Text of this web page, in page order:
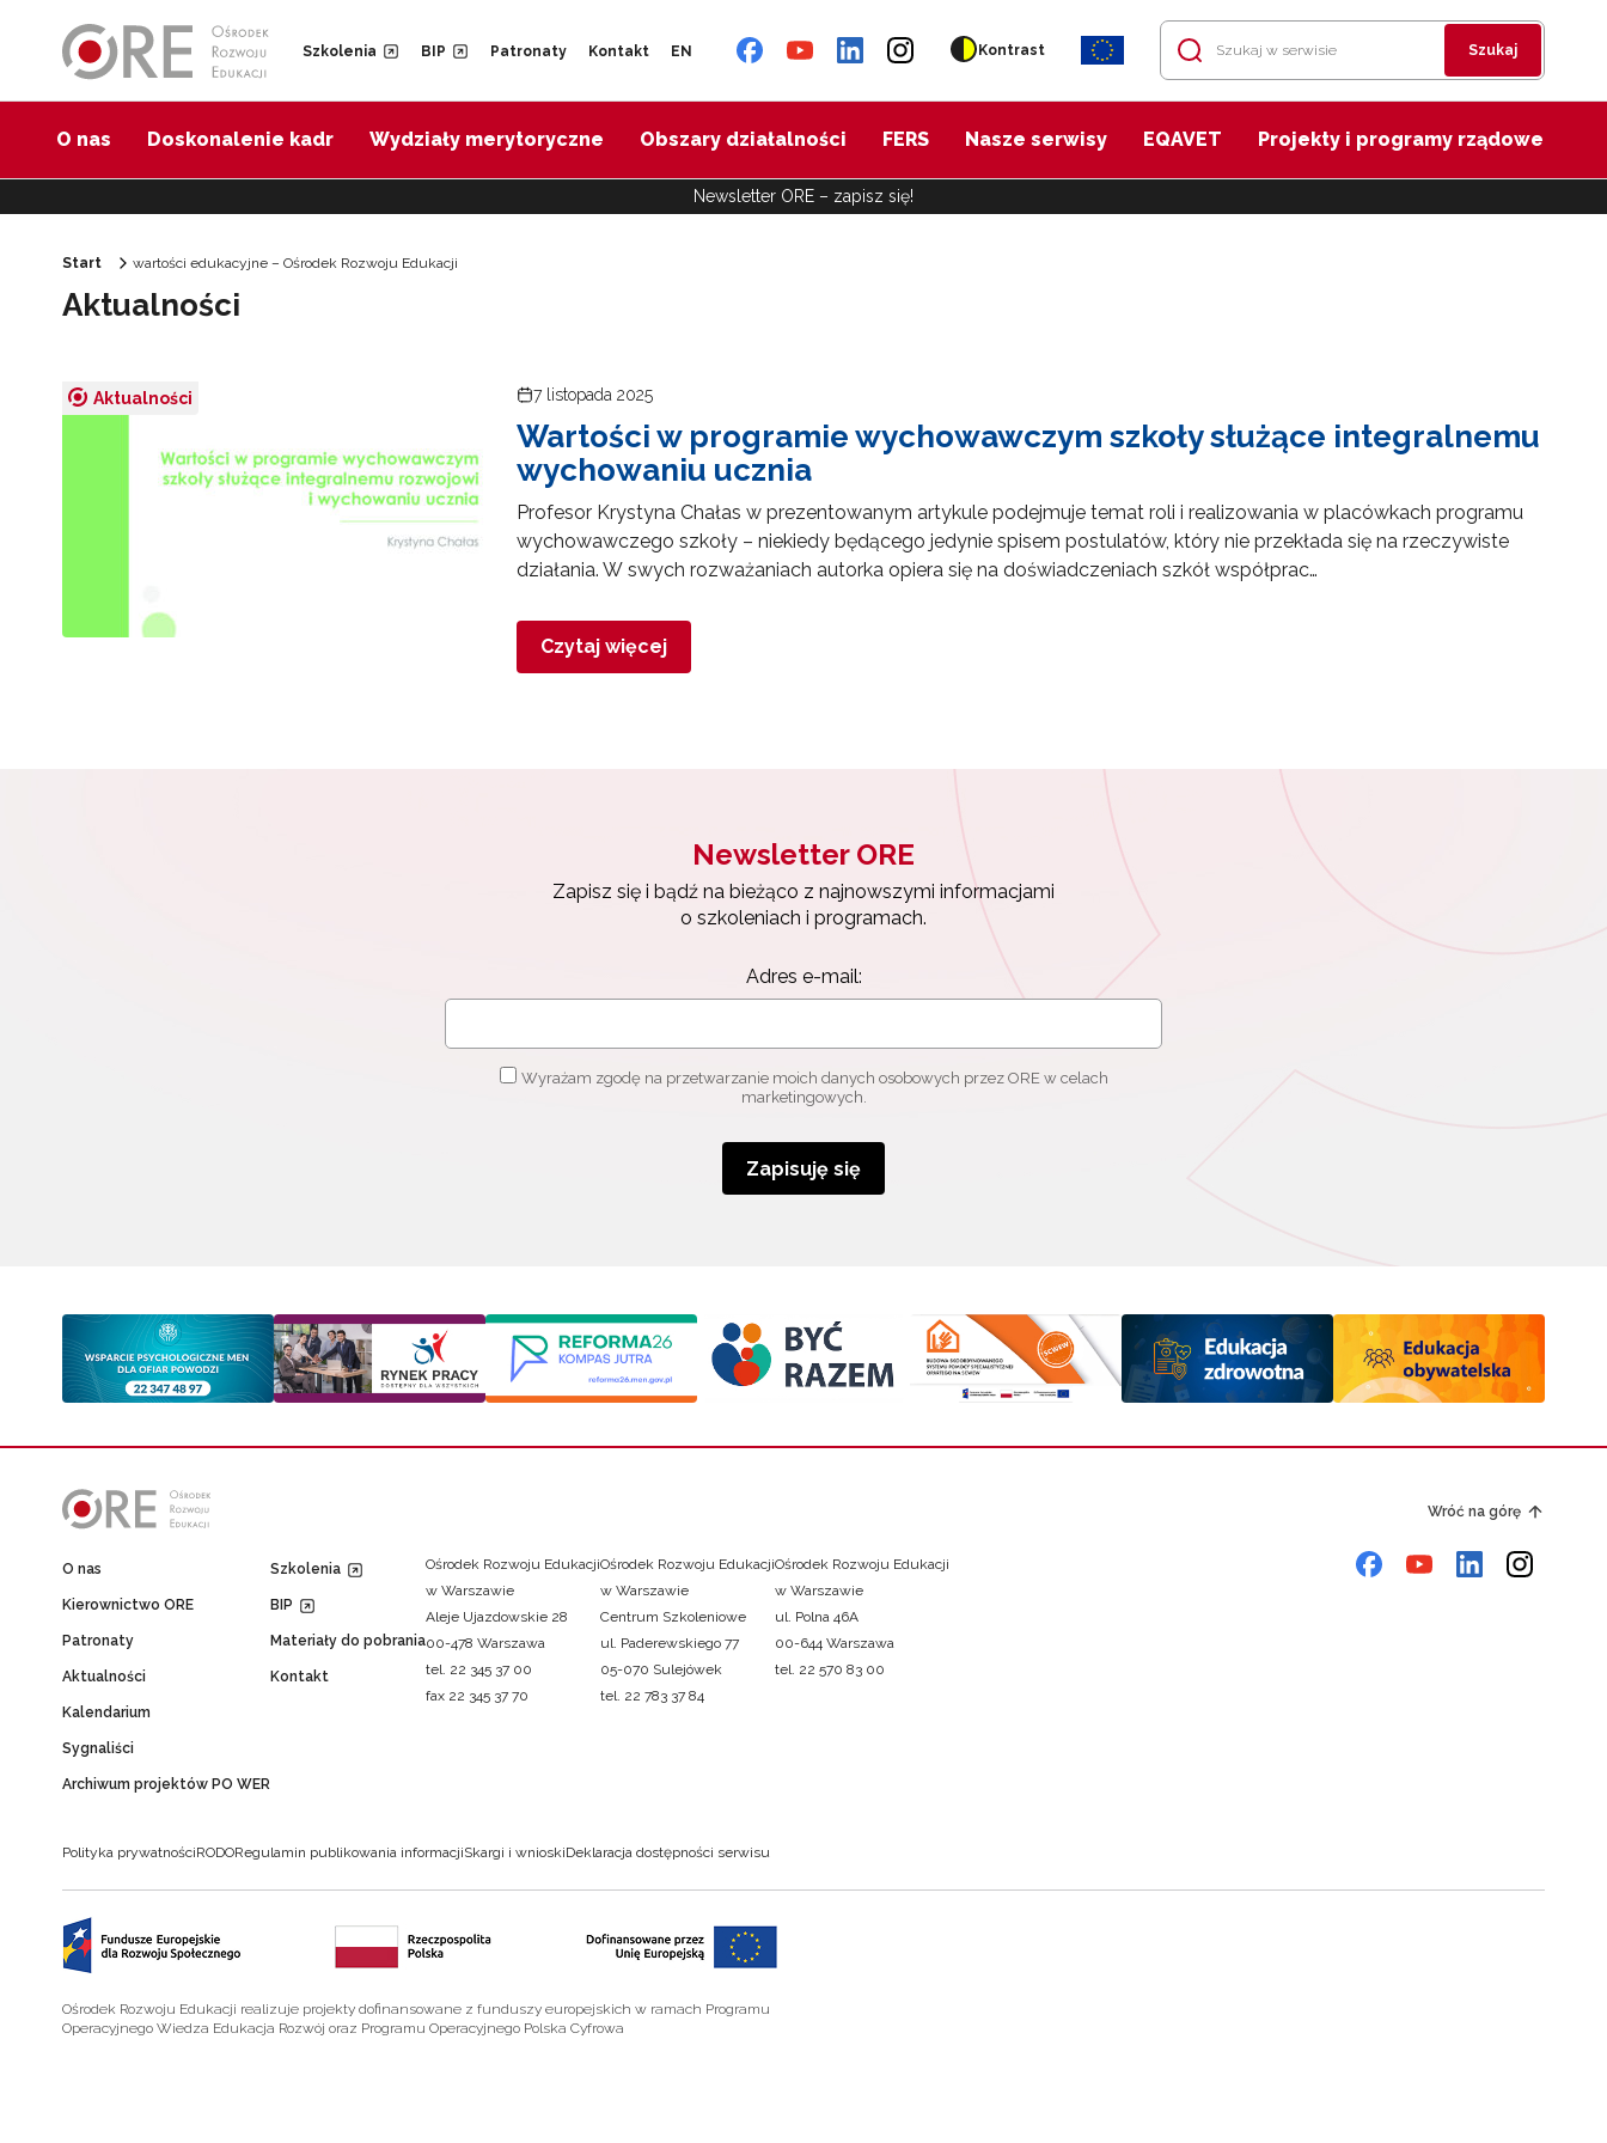
Szkolenia BIP Patronaty Kontakt EN Kontrast Szukaj
O nas Doskonalenie kadr Wydziały merytoryczne Obszary działalności FERS Nasze serwisy EQAVET Projekty i programy rządowe
Newsletter ORE – zapisz się!
Start wartości edukacyjne – Ośrodek Rozwoju Edukacji
Aktualności
Aktualności 7 listopada 2025
Wartości w programie wychowawczym szkoły służące integralnemu
wychowaniu ucznia
Profesor Krystyna Chałas w prezentowanym artykule podejmuje temat roli i realizowania w placówkach programu
wychowawczego szkoły – niekiedy będącego jedynie spisem postulatów, który nie przekłada się na rzeczywiste
działania. W swych rozważaniach autorka opiera się na doświadczeniach szkół współprac…
Czytaj więcej
Newsletter ORE
Zapisz się i bądź na bieżąco z najnowszymi informacjami
o szkoleniach i programach.
Adres e-mail:
Wyrażam zgodę na przetwarzanie moich danych osobowych przez ORE w celach
marketingowych.
Zapisuję się
Wróć na górę
O nas
Kierownictwo ORE
Patronaty
Aktualności
Kalendarium
Sygnaliści
Archiwum projektów PO WER
Szkolenia
BIP
Materiały do pobrania
Kontakt
Ośrodek Rozwoju Edukacji
w Warszawie
Aleje Ujazdowskie 28
00-478 Warszawa
tel. 22 345 37 00
fax 22 345 37 70
Ośrodek Rozwoju Edukacji
w Warszawie
Centrum Szkoleniowe
ul. Paderewskiego 77
05-070 Sulejówek
tel. 22 783 37 84
Ośrodek Rozwoju Edukacji
w Warszawie
ul. Polna 46A
00-644 Warszawa
tel. 22 570 83 00
Polityka prywatnościRODORegulamin publikowania informacjiSkargi i wnioskiDeklaracja dostępności serwisu
Ośrodek Rozwoju Edukacji realizuje projekty dofinansowane z funduszy europejskich w ramach Programu
Operacyjnego Wiedza Edukacja Rozwój oraz Programu Operacyjnego Polska Cyfrowa